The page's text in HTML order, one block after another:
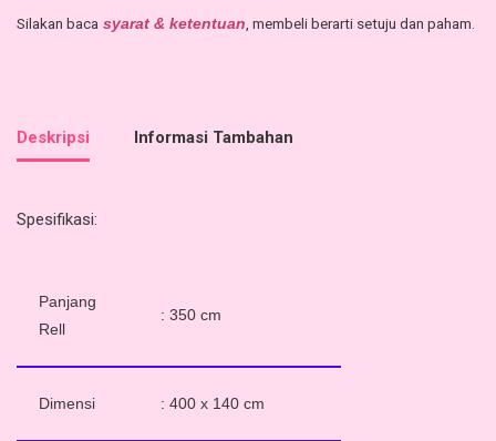
Silakan baca syarat & ketentuan , membeli berarti setuju dan paham.
Deskripsi Informasi Tambahan
Spesifikasi:
Panjang
Rell
: 350 cm
Dimensi : 400 x 140 cm